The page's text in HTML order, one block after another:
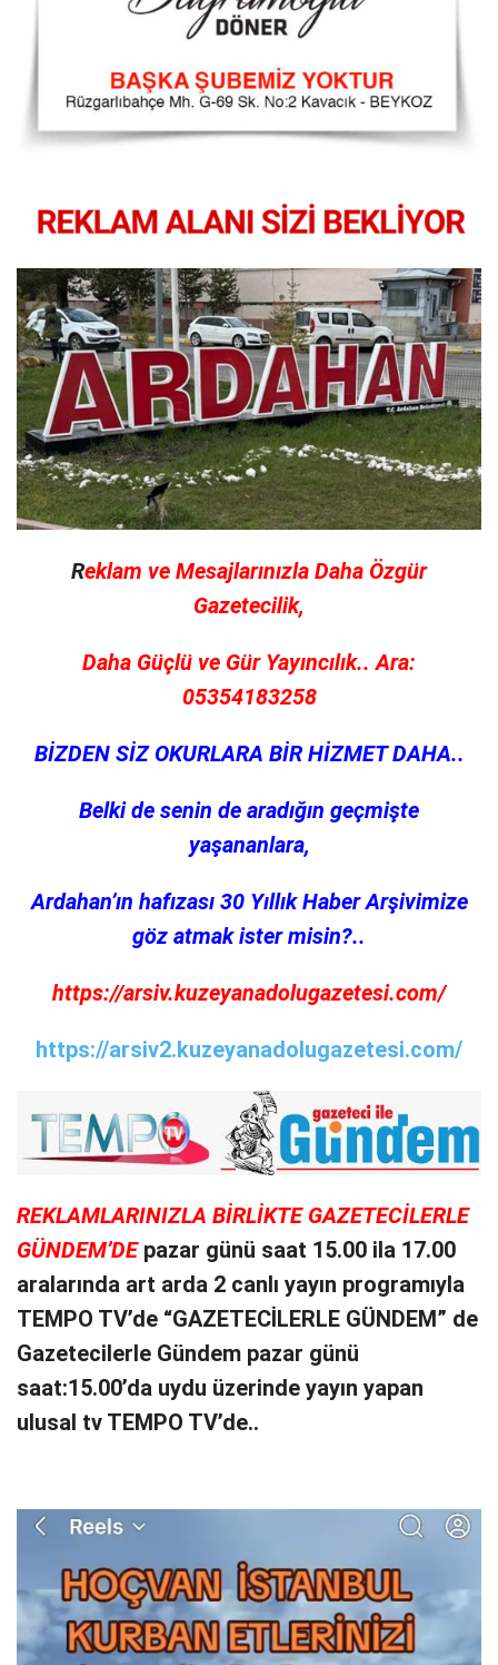
Reklam ve Mesajlarınızla Daha Özgür
Gazetecilik,
Daha Güçlü ve Gür Yayıncılık.. Ara:
05354183258
BİZDEN SİZ OKURLARA BİR HİZMET DAHA..
Belki de senin de aradığın geçmişte
yaşananlara,
Ardahan’ın hafızası 30 Yıllık Haber Arşivimize
göz atmak ister misin?..
https://arsiv.kuzeyanadolugazetesi.com/
https://arsiv2.kuzeyanadolugazetesi.com/
REKLAMLARINIZLA BİRLİKTE GAZETECİLERLE
GÜNDEM’DE pazar günü saat 15.00 ila 17.00
aralarında art arda 2 canlı yayın programıyla
TEMPO TV’de “GAZETECİLERLE GÜNDEM” de
Gazetecilerle Gündem pazar günü
saat:15.00’da uydu üzerinde yayın yapan
ulusal tv TEMPO TV’de..